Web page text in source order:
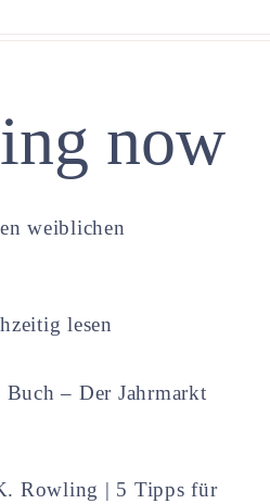
now
weiblichen
lesen
– Der Jahrmarkt
Rowling | 5 Tipps für